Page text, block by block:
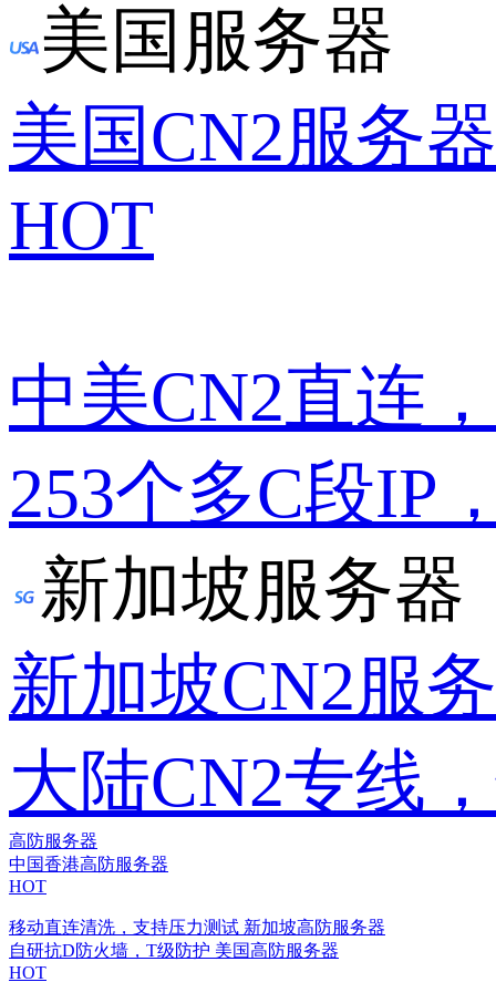
美国服务器
美国CN2服务器
HOT
中美CN2直连
253个多C段IP
新加坡服务器
新加坡CN2服
大陆CN2专线
高防服务器
中国香港高防服务器
HOT
移动直连清洗，支持压力测试 新加坡高防服务器
自研抗D防火墙，T级防护 美国高防服务器
HOT